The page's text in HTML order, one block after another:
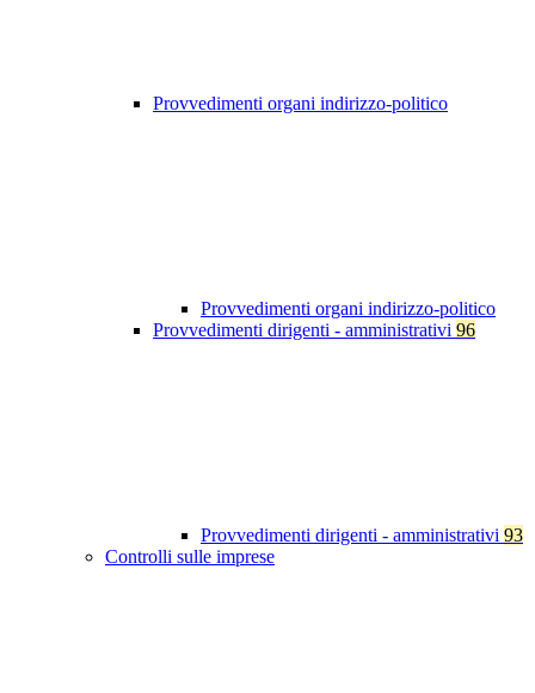
Provvedimenti organi indirizzo-politico
Provvedimenti organi indirizzo-politico
Provvedimenti dirigenti - amministrativi 96
Provvedimenti dirigenti - amministrativi 93
Controlli sulle imprese